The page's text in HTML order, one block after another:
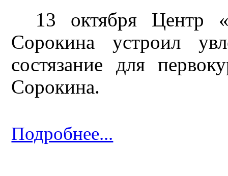
13 октября Центр
Сорокина устроил
состязание для
Сорокина.
Подробнее...